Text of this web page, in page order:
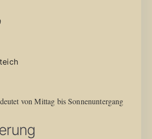
von Mittag bis Sonnenuntergang